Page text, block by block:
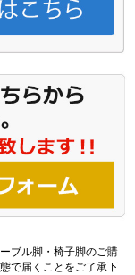
ブル脚・椅子脚のご購
で届くことをご了承下